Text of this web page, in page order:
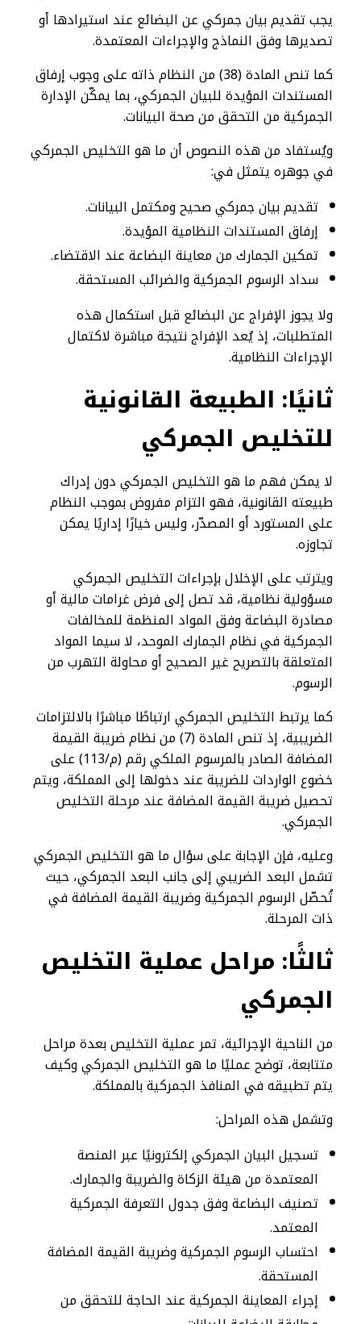
يجب تقديم بيان جمركي عن البضائع عند استيرادها أو
تصديرها وفق النماذج والإجراءات المعتمدة.
كما تنص المادة (38) من النظام ذاته على وجوب إرفاق
المستندات المؤيدة للبيان الجمركي، بما يمكّن الإدارة
الجمركية من التحقق من صحة البيانات.
ويُستفاد من هذه النصوص أن ما هو التخليص الجمركي
في جوهره يتمثل في:
تقديم بيان جمركي صحيح ومكتمل البيانات.
إرفاق المستندات النظامية المؤيدة.
تمكين الجمارك من معاينة البضاعة عند الاقتضاء.
سداد الرسوم الجمركية والضرائب المستحقة.
ولا يجوز الإفراج عن البضائع قبل استكمال هذه
المتطلبات، إذ يُعد الإفراج نتيجة مباشرة لاكتمال
الإجراءات النظامية.
ثانيًا: الطبيعة القانونية
للتخليص الجمركي
لا يمكن فهم ما هو التخليص الجمركي دون إدراك
طبيعته القانونية، فهو التزام مفروض بموجب النظام
على المستورد أو المصدّر، وليس خيارًا إداريًا يمكن
تجاوزه.
ويترتب على الإخلال بإجراءات التخليص الجمركي
مسؤولية نظامية، قد تصل إلى فرض غرامات مالية أو
مصادرة البضاعة وفق المواد المنظمة للمخالفات
الجمركية في نظام الجمارك الموحد، لا سيما المواد
المتعلقة بالتصريح غير الصحيح أو محاولة التهرب من
الرسوم.
كما يرتبط التخليص الجمركي ارتباطًا مباشرًا بالالتزامات
الضريبية، إذ تنص المادة (7) من نظام ضريبة القيمة
المضافة الصادر بالمرسوم الملكي رقم (م/113) على
خضوع الواردات للضريبة عند دخولها إلى المملكة، ويتم
تحصيل ضريبة القيمة المضافة عند مرحلة التخليص
الجمركي.
وعليه، فإن الإجابة على سؤال ما هو التخليص الجمركي
تشمل البعد الضريبي إلى جانب البعد الجمركي، حيث
تُحصّل الرسوم الجمركية وضريبة القيمة المضافة في
ذات المرحلة.
ثالثًا: مراحل عملية التخليص
الجمركي
من الناحية الإجرائية، تمر عملية التخليص بعدة مراحل
متتابعة، توضح عمليًا ما هو التخليص الجمركي وكيف
يتم تطبيقه في المنافذ الجمركية بالمملكة.
وتشمل هذه المراحل:
تسجيل البيان الجمركي إلكترونيًا عبر المنصة
المعتمدة من هيئة الزكاة والضريبة والجمارك.
تصنيف البضاعة وفق جدول التعرفة الجمركية
المعتمد.
احتساب الرسوم الجمركية وضريبة القيمة المضافة
المستحقة.
إجراء المعاينة الجمركية عند الحاجة للتحقق من